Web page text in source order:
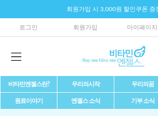
회원가입 시 3,000원 할인쿠폰 증
로그인 회원가입 마이페이지
비타민엔젤스란? 우리의시작
우리의꿈
원료이야기
엔젤스 소식 기부 소식